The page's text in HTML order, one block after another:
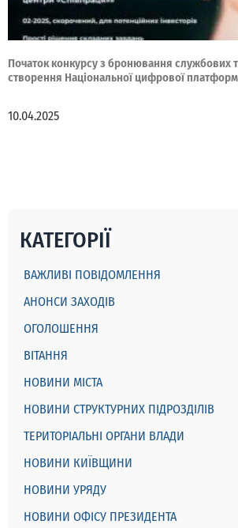
Початок конкурсу з бронювання службових
створення Національної цифрової
10.04.2025
КАТЕГОРІЇ
ВАЖЛИВІ ПОВІДОМЛЕННЯ
АНОНСИ ЗАХОДІВ
ОГОЛОШЕННЯ
ВІТАННЯ
НОВИНИ МІСТА
НОВИНИ СТРУКТУРНИХ ПІДРОЗДІЛІВ
ТЕРИТОРІАЛЬНІ ОРГАНИ ВЛАДИ
НОВИНИ КИЇВЩИНИ
НОВИНИ УРЯДУ
НОВИНИ ОФІСУ ПРЕЗИДЕНТА